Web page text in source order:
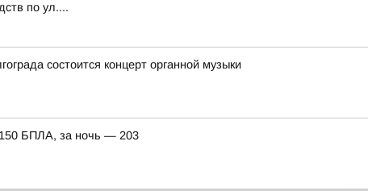
по ул....
состоится концерт органной музыки
БПЛА, за ночь — 203